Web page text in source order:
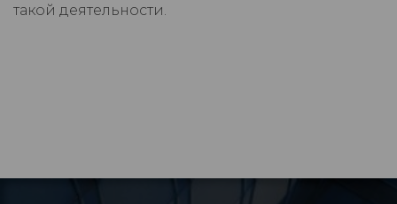
такой деятельности.